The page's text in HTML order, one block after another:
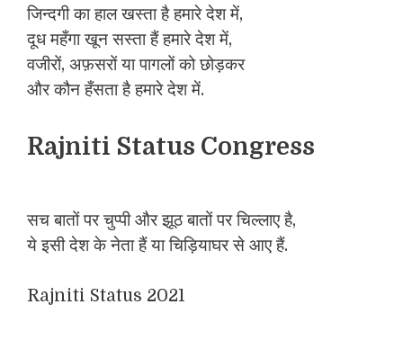
जिन्दगी का हाल खस्ता है हमारे देश में,
दूध महँगा खून सस्ता हैं हमारे देश में,
वजीरों, अफ़सरों या पागलों को छोड़कर
और कौन हँसता है हमारे देश में.
Rajniti Status Congress
सच बातों पर चुप्पी और झूठ बातों पर चिल्लाए है,
ये इसी देश के नेता हैं या चिड़ियाघर से आए हैं.
Rajniti Status 2021